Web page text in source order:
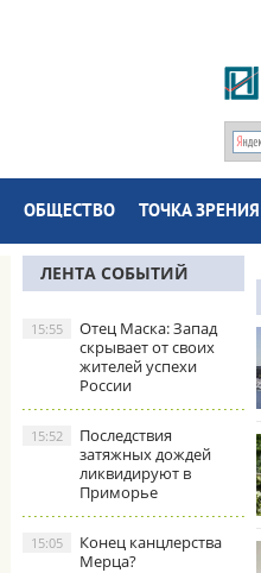
ОБЩЕСТВО ТОЧКА ЗРЕНИЯ
ЛЕНТА СОБЫТИЙ
Отец Маска: Запад
скрывает от своих
жителей успехи
России
15:55
Последствия
затяжных дождей
ликвидируют в
Приморье
15:52
Конец канцлерства
Мерца?
15:05